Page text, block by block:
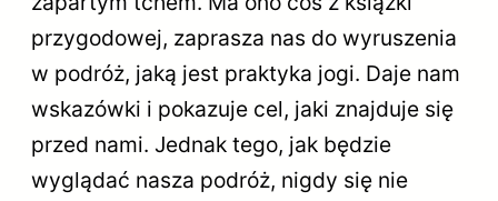
przygodowej, zaprasza nas do wyruszenia
w podróż, jaką jest praktyka jogi. Daje nam
wskazówki i pokazuje cel, jaki znajduje się
przed nami. Jednak tego, jak będzie
wyglądać nasza podróż, nigdy się nie